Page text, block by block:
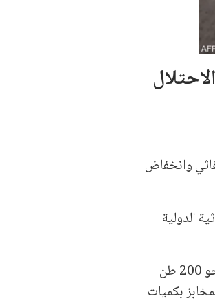
وانخفاض
الدولية
أن القطاع يحتاج إلى نحو 450 طنًا من الدقيق يوميًا لتغطية الاحتياجات، في حين لا يتوفر حاليًا سوى نحو 200 طن
بكميات